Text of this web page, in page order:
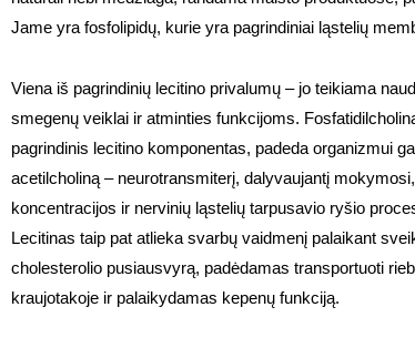
Jame yra fosfolipidų, kurie yra pagrindiniai ląstelių
Viena iš pagrindinių lecitino privalumų – jo teikiama
smegenų veiklai ir atminties funkcijoms.
pagrindinis lecitino komponentas, padeda organizmui
acetilcholiną – neurotransmiterį, dalyvaujantį mokymosi,
koncentracijos ir nervinių ląstelių tarpusavio ryšio
Lecitinas taip pat atlieka svarbų vaidmenį palaikant
cholesterolio pusiausvyrą, padėdamas transportuoti
kraujotakoje ir palaikydamas kepenų funkciją.